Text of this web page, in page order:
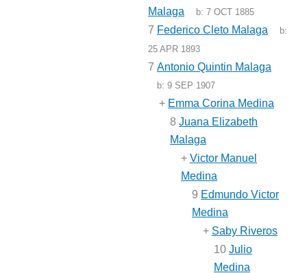
Malaga
b:7 OCT 1885
7 Federico Cleto Malaga
b:
25 APR 1893
7 Antonio Quintin Malaga
b:9 SEP 1907
+ Emma Corina Medina
8 Juana Elizabeth
Malaga
+ Victor Manuel
Medina
9 Edmundo Victor
Medina
+ Saby Riveros
10 Julio
Medina